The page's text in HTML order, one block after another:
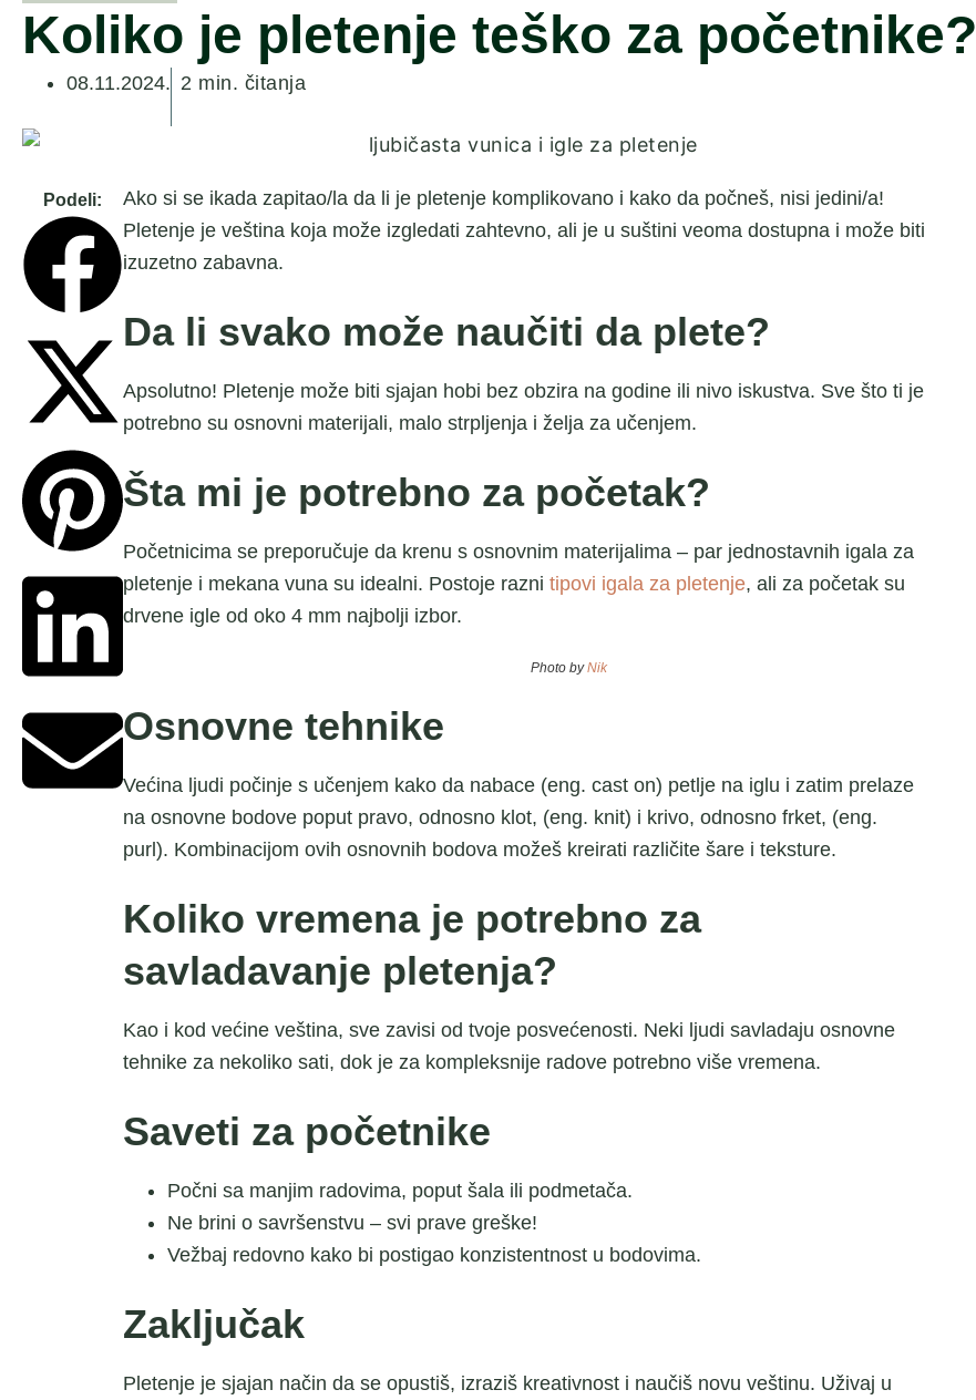
Koliko je pletenje teško za početnike?
08.11.2024. 2 min. čitanja
Podeli:
Ako si se ikada zapitao/la da li je pletenje komplikovano i kako da počneš, nisi jedini/a!
Pletenje je veština koja može izgledati zahtevno, ali je u suštini veoma dostupna i može biti
izuzetno zabavna.
Da li svako može naučiti da plete?
Apsolutno! Pletenje može biti sjajan hobi bez obzira na godine ili nivo iskustva. Sve što ti je
potrebno su osnovni materijali, malo strpljenja i želja za učenjem.
Šta mi je potrebno za početak?
Početnicima se preporučuje da krenu s osnovnim materijalima – par jednostavnih igala za
pletenje i mekana vuna su idealni. Postoje razni tipovi igala za pletenje, ali za početak su
drvene igle od oko 4 mm najbolji izbor.
Photo byNik
Osnovne tehnike
Većina ljudi počinje s učenjem kako da nabace (eng. cast on) petlje na iglu i zatim prelaze
na osnovne bodove poput pravo, odnosno klot, (eng. knit) i krivo, odnosno frket, (eng.
purl). Kombinacijom ovih osnovnih bodova možeš kreirati različite šare i teksture.
Koliko vremena je potrebno za
savladavanje pletenja?
Kao i kod većine veština, sve zavisi od tvoje posvećenosti. Neki ljudi savladaju osnovne
tehnike za nekoliko sati, dok je za kompleksnije radove potrebno više vremena.
Saveti za početnike
Počni sa manjim radovima, poput šala ili podmetača.
Ne brini o savršenstvu – svi prave greške!
Vežbaj redovno kako bi postigao konzistentnost u bodovima.
Zaključak
Pletenje je sjajan način da se opustiš, izraziš kreativnost i naučiš novu veštinu. Uživaj u